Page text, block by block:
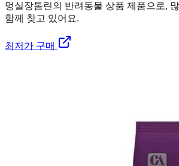
멍실장톰린의 반려동물 상품 제품으로,
함께 찾고 있어요.
최저가 구매